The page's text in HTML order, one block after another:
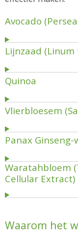
Avocado
Lijnzaad
Quinoa
Vlierbloesem
Panax
Waratahbloem
Cellular Extract)
Waarom het